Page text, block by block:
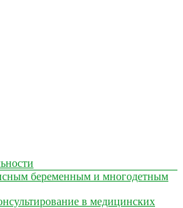
организация
беременным и многодетным
в медицинских